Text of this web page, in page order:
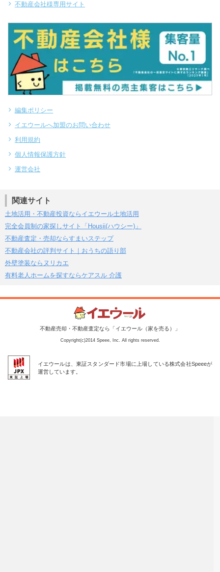
不動産会社様専用サイト
編集ポリシー
イエウールへ加盟のお問い合わせ
利用規約
個人情報保護方針
運営会社
関連サイト
土地活用・不動産投資ならイエウール土地活用
完全会員制の家探しサイト「Housii(ハウシー)」
不動産査定・売却ならすまいステップ
不動産会社の評判サイト｜おうちの語り部
外壁塗装ならヌリカエ
有料老人ホームを探すならケアスル 介護
不動産売却・不動産査定なら「イエウール（家を売る）」
Copyright(c)2014 Speee, Inc. All rights reserved.
イエウールは、東証スタンダード市場に上場している株式会社Speeeが
運営しています。